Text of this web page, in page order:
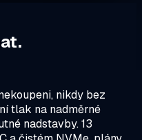
nikdy bez
tlak na nadměrné
nadstavby. 13